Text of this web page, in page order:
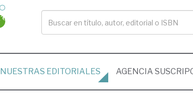
NUESTRAS EDITORIALES AGENCIA